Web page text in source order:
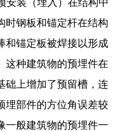
时钢板和锚定杆在结构
和锚定板被焊接以形成
这种建筑物的预埋件在
础上增加了预留槽，连
埋部件的方位角误差较
一般建筑物的预埋件一